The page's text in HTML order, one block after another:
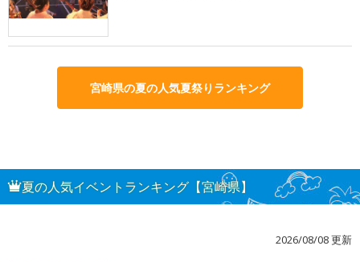
宮崎県の夏の人気夏祭りランキング
夏の人気イベントランキング【宮崎県】
2026/08/08 更新